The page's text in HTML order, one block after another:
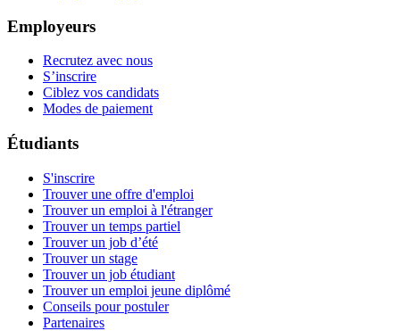
Employeurs
Recrutez avec nous
S’inscrire
Ciblez vos candidats
Modes de paiement
Étudiants
S'inscrire
Trouver une offre d'emploi
Trouver un emploi à l'étranger
Trouver un temps partiel
Trouver un job d’été
Trouver un stage
Trouver un job étudiant
Trouver un emploi jeune diplômé
Conseils pour postuler
Partenaires